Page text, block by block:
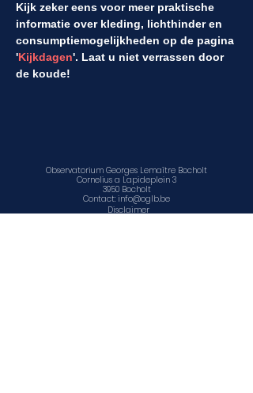
Kijk zeker eens voor meer praktische
informatie over kleding, lichthinder en
consumptiemogelijkheden op de pagina
'Kijkdagen'. Laat u niet verrassen door
de koude!
Observatorium Georges Lemaître Bocholt
Cornelius a Lapideplein 3
3950 Bocholt
Contact: info@oglb.be
Disclaimer